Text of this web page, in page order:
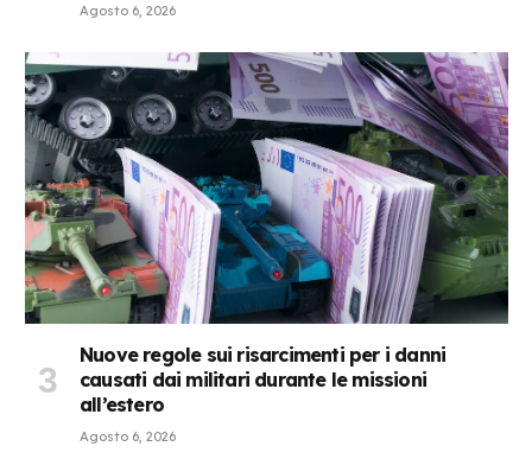
Agosto 6, 2026
Nuove regole sui risarcimenti per i danni
causati dai militari durante le missioni
all’estero
Agosto 6, 2026